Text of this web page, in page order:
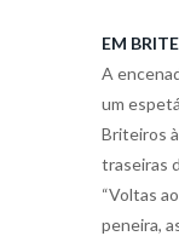
EM
A
um
Briteiros
traseiras
“Voltas
peneira,